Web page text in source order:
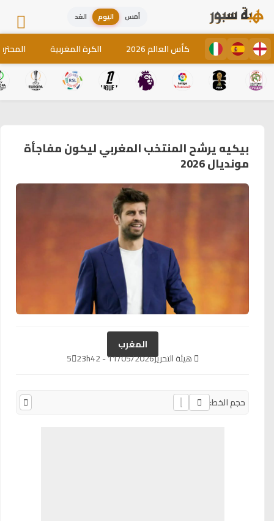
أمس اليوم الغد
كأس العالم 2026 الكرة المغربية
بيكيه يرشح المنتخب المغربي ليكون مفاجأة
مونديال 2026
المغرب
هيئة التحرير11/05/2026 - 23h42
5
حجم الخط: